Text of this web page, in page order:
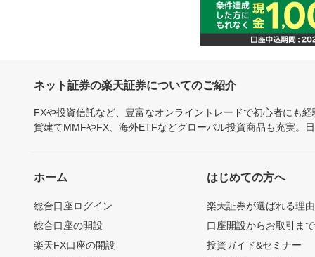
ネット証券の楽天証券についてのご紹介
FXや投資信託など、豊富なオンライントレードで初心者にも
貨建てMMFやFX、海外ETFなどグローバル投資商品も充実。
ホーム
総合口座ログイン
総合口座の開設
楽天FX口座の開設
はじめての方へ
楽天証券が選ばれる理由
口座開設からお取引ま
投資ガイド&セミナー